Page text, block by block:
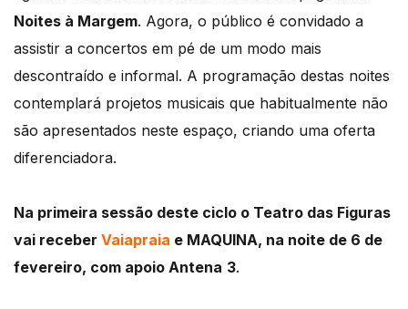
Noites à Margem. Agora, o público é convidado a
assistir a concertos em pé de um modo mais
descontraído e informal. A programação destas noites
contemplará projetos musicais que habitualmente não
são apresentados neste espaço, criando uma oferta
diferenciadora.
Na primeira sessão deste ciclo o Teatro das Figuras
vai receber Vaiapraia e MAQUINA, na noite de 6 de
fevereiro, com apoio Antena 3.